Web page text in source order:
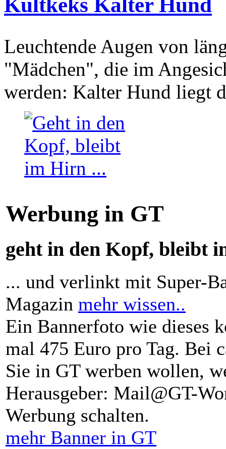
Leuchtende Augen von
"Mädchen", die im
werden: Kalter Hund liegt
Werbung in GT
geht in den Kopf, bleibt
... und verlinkt mit Super-
Magazin mehr wissen..
Ein Bannerfoto wie dieses
mal 475 Euro pro Tag. Bei
Sie in GT werben wollen,
Herausgeber: Mail@GT-
Werbung schalten.
mehr Banner in GT